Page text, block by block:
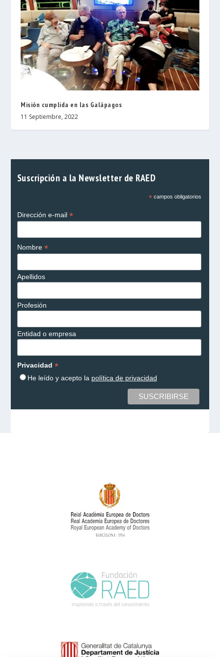
Misión cumplida en las Galápagos
11 Septiembre, 2022
Suscripción a la Newsletter de RAED
*campos obligatorios
Dirección e-mail *
Nombre *
Apellidos
Profesión
Entidad o empresa
Privacidad *
He leído y acepto la política de privacidad